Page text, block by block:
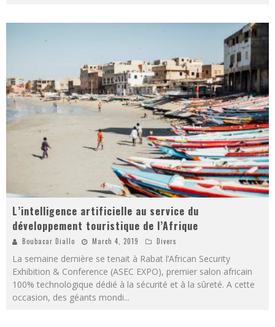
L’intelligence artificielle au service du
développement touristique de l’Afrique
Boubacar Diallo March 4, 2019 Divers
La semaine dernière se tenait à Rabat l’African Security
Exhibition & Conference (ASEC EXPO), premier salon africain
100% technologique dédié à la sécurité et à la sûreté. A cette
occasion, des géants mondi...